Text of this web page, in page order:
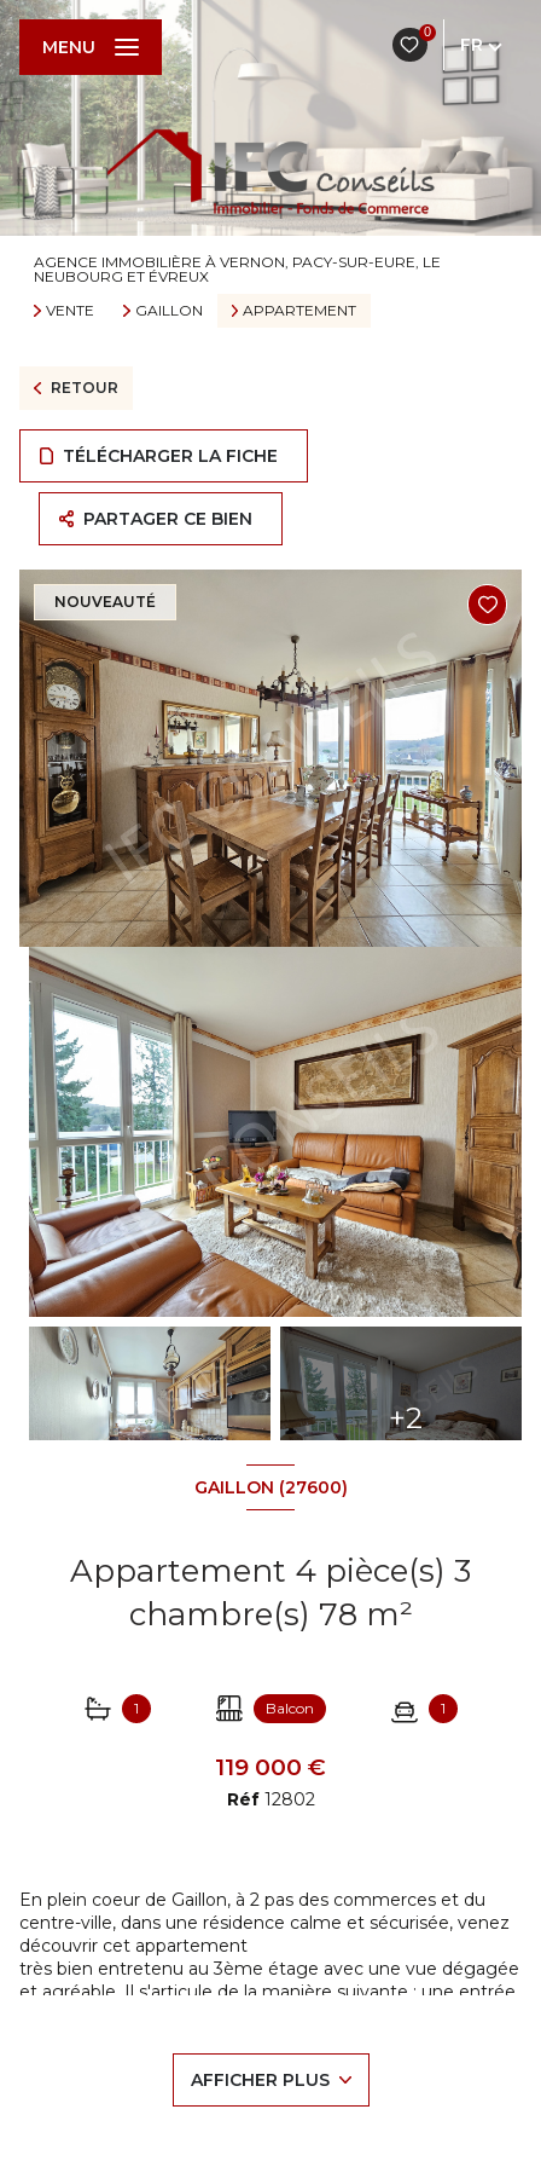
0
FR
MENU
AGENCE IMMOBILIÈRE À VERNON, PACY-SUR-EURE, LE
NEUBOURG ET ÉVREUX
VENTE
GAILLON APPARTEMENT
RETOUR
TÉLÉCHARGER LA FICHE
PARTAGER CE BIEN
NOUVEAUTÉ
+2
GAILLON (27600)
Appartement 4 pièce(s) 3
chambre(s) 78 m²
1 Balcon 1
119 000 €
Réf 12802
En plein coeur de Gaillon, à 2 pas des commerces et du
centre-ville, dans une résidence calme et sécurisée, venez
découvrir cet appartement
très bien entretenu au 3ème étage avec une vue dégagée
et agréable. Il s'articule de la manière suivante : une entrée
permettant du rangement, une cuisine aménagée et
équipée, une salle à manger très
lumineuse avec ses baies vitrées ainsi que 3 grandes
AFFICHER PLUS